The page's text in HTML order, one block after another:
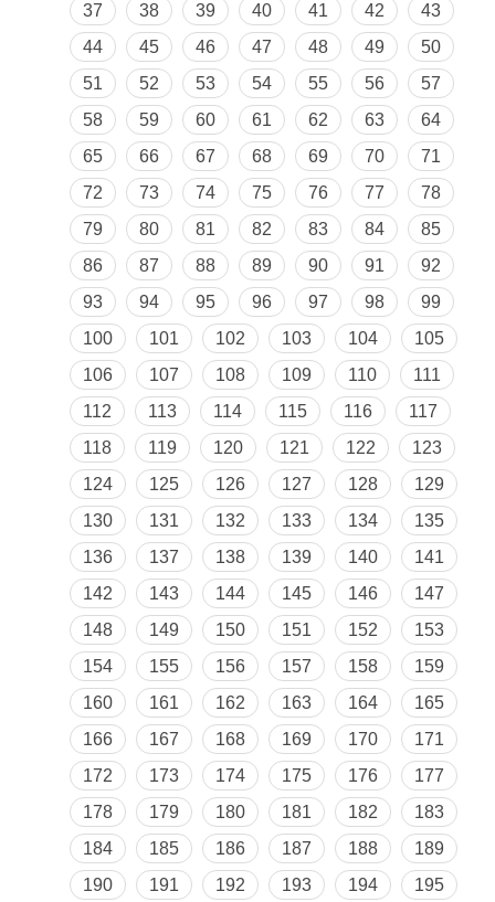
37
38 39 40 41 42
43
44
45 46 47 48 49
50
51
52 53 54 55 56
57
58
59 60 61 62 63
64
65
66 67 68 69 70
71
72
73 74 75 76 77
78
79
80 81 82 83 84
85
86
87 88 89 90 91
92
93
94 95 96 97 98
99
100
101 102 103 104
105
106
107 108 109 110
111
112
113 114 115 116
117
118
119 120 121 122
123
124
125 126 127 128
129
130
131 132 133 134
135
136
137 138 139 140
141
142
143 144 145 146
147
148
149 150 151 152
153
154
155 156 157 158
159
160
161 162 163 164
165
166
167 168 169 170
171
172
173 174 175 176
177
178
179 180 181 182
183
184
185 186 187 188
189
190
191 192 193 194 195